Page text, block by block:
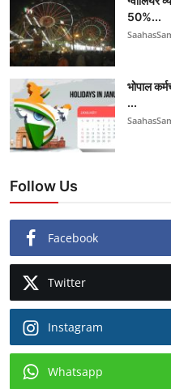
50%...
भोपाल
...
Follow Us
Facebook
Twitter
Instagram
Whatsapp